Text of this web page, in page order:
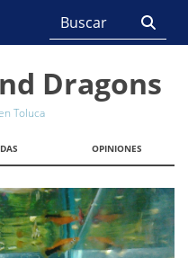
Dragons
Toluca
OPINIONES